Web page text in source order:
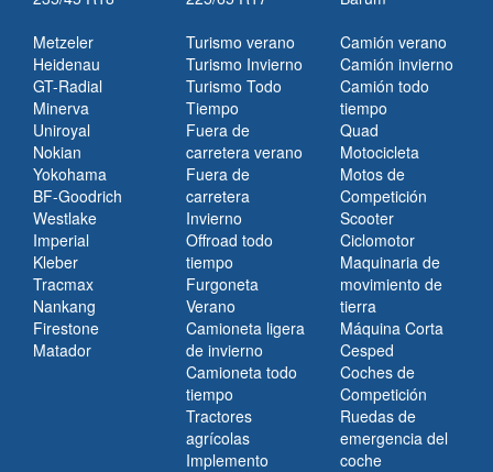
Metzeler
Heidenau
GT-Radial
Minerva
Uniroyal
Nokian
Yokohama
BF-Goodrich
Westlake
Imperial
Kleber
Tracmax
Nankang
Firestone
Matador
Turismo verano
Turismo Invierno
Turismo Todo
Tiempo
Fuera de
carretera verano
Fuera de
carretera
Invierno
Offroad todo
tiempo
Furgoneta
Verano
Camioneta ligera
de invierno
Camioneta todo
tiempo
Tractores
agrícolas
Implemento
Camión verano
Camión invierno
Camión todo
tiempo
Quad
Motocicleta
Motos de
Competición
Scooter
Ciclomotor
Maquinaria de
movimiento de
tierra
Máquina Corta
Cesped
Coches de
Competición
Ruedas de
emergencia del
coche